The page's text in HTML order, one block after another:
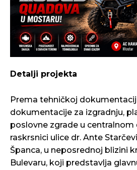
Detalji projekta
Prema tehničkoj
dokumentacije za izgradnju,
poslovne zgrade u centralnom
raskrsnici ulice dr. Ante
Španca, u neposrednoj blizini
Bulevaru, koji predstavlja